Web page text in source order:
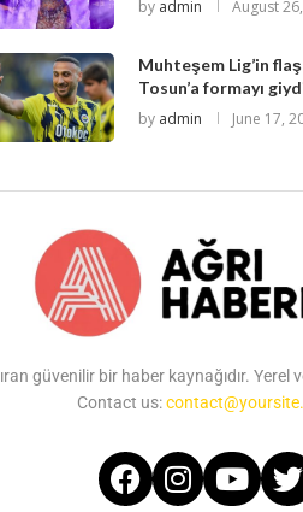
by admin August
Muhteşem Lig’in
Tosun’a formayı
by admin June 17,
güvenilir bir haber kaynağıdır.
Contact us: